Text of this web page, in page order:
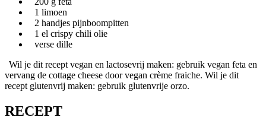
1 limoen
2 handjes pijnboompitten
1 el crispy chili olie
verse dille
Wil je dit recept vegan en lactosevrij maken: gebruik vegan feta en
vervang de cottage cheese door vegan crème fraiche. Wil je dit
recept glutenvrij maken: gebruik glutenvrije orzo.
RECEPT